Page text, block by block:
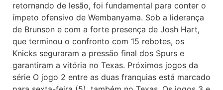
retornando de lesão, foi fundamental para conter o
ímpeto ofensivo de Wembanyama. Sob a liderança
de Brunson e com a forte presença de Josh Hart,
que terminou o confronto com 15 rebotes, os
Knicks seguraram a pressão final dos Spurs e
garantiram a vitória no Texas. Próximos jogos da
série O jogo 2 entre as duas franquias está marcado